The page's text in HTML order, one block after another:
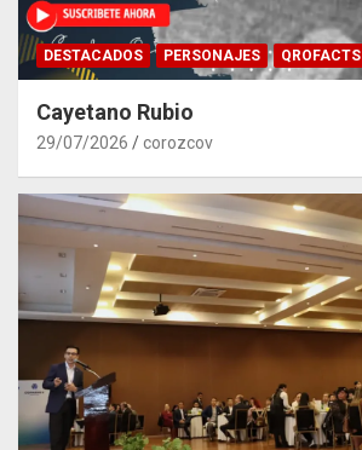
DESTACADOS PERSONAJES QROFACTS
Cayetano Rubio
29/07/2026 corozcov